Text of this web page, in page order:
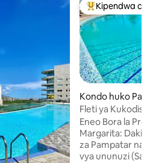
Kipendwa
Kipendwa cha
Kondo huko
Fleti ya
Pampatar
Eneo Bora la
Margarita:
za Pampatar na
vya ununuzi